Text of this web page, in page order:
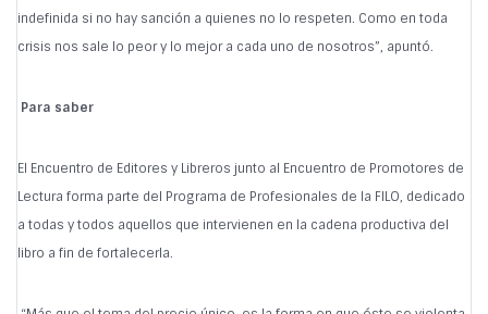
indefinida si no hay sanción a quienes no lo respeten. Como en toda
crisis nos sale lo peor y lo mejor a cada uno de nosotros”, apuntó.
Para saber
El Encuentro de Editores y Libreros junto al Encuentro de Promotores de
Lectura forma parte del Programa de Profesionales de la FILO, dedicado
a todas y todos aquellos que intervienen en la cadena productiva del
libro a fin de fortalecerla.